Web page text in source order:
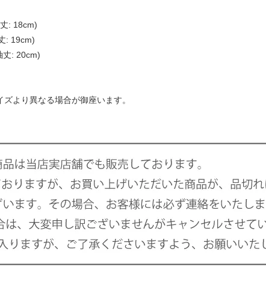
: 18cm)
: 19cm)
丈: 20cm)
より異なる場合が御座います。